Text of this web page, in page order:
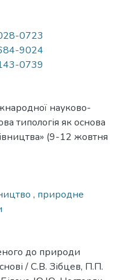
0723
9024
0739
науково-
типологія як основа
(9-12 жовтня
, природне
до природи
/ С.В. Зібцев, П.П.